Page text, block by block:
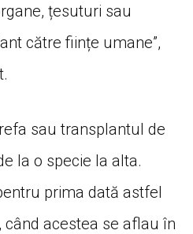
țesuturi sau
către ființe umane”,
sau transplantul de
la o specie la alta.
prima dată astfel
acestea se aflau în